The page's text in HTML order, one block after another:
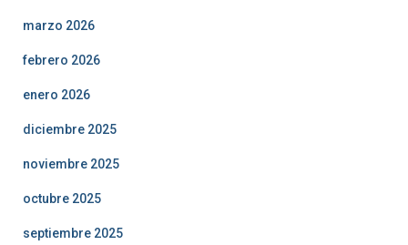
marzo 2026
febrero 2026
enero 2026
diciembre 2025
noviembre 2025
octubre 2025
septiembre 2025